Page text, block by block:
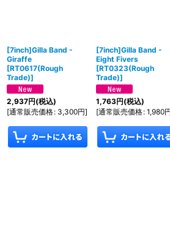
[7inch]Gilla Band -
Giraffe
[RT0617(Rough
Trade)]
2,937円(税込)
[通常販売価格: 3,300円]
[7inch]Gilla Band -
Eight Fivers
[RT0323(Rough
Trade)]
1,763円(税込)
[通常販売価格: 1,980